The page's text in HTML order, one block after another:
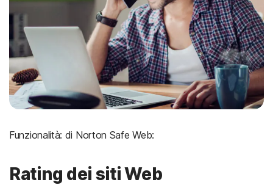
Funzionalità: di Norton Safe Web:
Rating dei siti Web